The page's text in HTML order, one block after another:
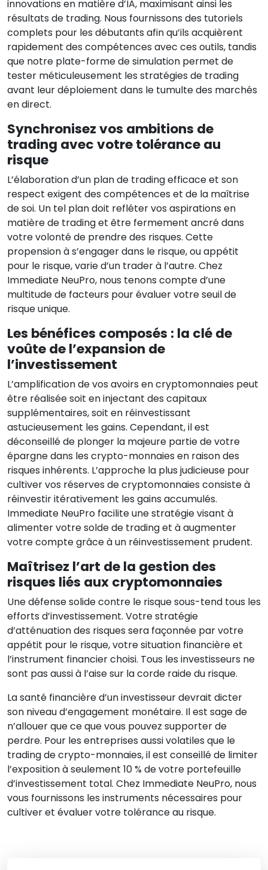
innovations en matière d’IA, maximisant ainsi les
résultats de trading. Nous fournissons des tutoriels
complets pour les débutants afin qu’ils acquièrent
rapidement des compétences avec ces outils, tandis
que notre plate-forme de simulation permet de
tester méticuleusement les stratégies de trading
avant leur déploiement dans le tumulte des marchés
en direct.
Synchronisez vos ambitions de
trading avec votre tolérance au
risque
L’élaboration d’un plan de trading efficace et son
respect exigent des compétences et de la maîtrise
de soi. Un tel plan doit refléter vos aspirations en
matière de trading et être fermement ancré dans
votre volonté de prendre des risques. Cette
propension à s’engager dans le risque, ou appétit
pour le risque, varie d’un trader à l’autre. Chez
Immediate NeuPro, nous tenons compte d’une
multitude de facteurs pour évaluer votre seuil de
risque unique.
Les bénéfices composés : la clé de
voûte de l’expansion de
l’investissement
L’amplification de vos avoirs en cryptomonnaies peut
être réalisée soit en injectant des capitaux
supplémentaires, soit en réinvestissant
astucieusement les gains. Cependant, il est
déconseillé de plonger la majeure partie de votre
épargne dans les crypto-monnaies en raison des
risques inhérents. L’approche la plus judicieuse pour
cultiver vos réserves de cryptomonnaies consiste à
réinvestir itérativement les gains accumulés.
Immediate NeuPro facilite une stratégie visant à
alimenter votre solde de trading et à augmenter
votre compte grâce à un réinvestissement prudent.
Maîtrisez l’art de la gestion des
risques liés aux cryptomonnaies
Une défense solide contre le risque sous-tend tous les
efforts d’investissement. Votre stratégie
d’atténuation des risques sera façonnée par votre
appétit pour le risque, votre situation financière et
l’instrument financier choisi. Tous les investisseurs ne
sont pas aussi à l’aise sur la corde raide du risque.
La santé financière d’un investisseur devrait dicter
son niveau d’engagement monétaire. Il est sage de
n’allouer que ce que vous pouvez supporter de
perdre. Pour les entreprises aussi volatiles que le
trading de crypto-monnaies, il est conseillé de limiter
l’exposition à seulement 10 % de votre portefeuille
d’investissement total. Chez Immediate NeuPro, nous
vous fournissons les instruments nécessaires pour
cultiver et évaluer votre tolérance au risque.